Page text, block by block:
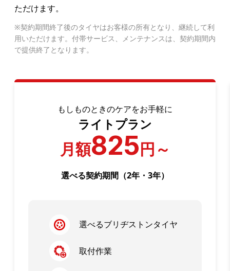
ただけます。
契約期間終了後のタイヤはお客様の所有となり、継続して利
用いただけます。付帯サービス、メンテナンスは、契約期間内
で提供終了となります。
もしものときのケアをお手軽に
ライトプラン
月額825円～
選べる契約期間（2年・3年）
選べるブリヂストンタイヤ
取付作業